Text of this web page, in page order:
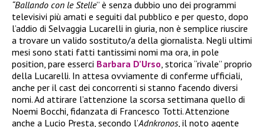
“Ballando con le Stelle” è senza dubbio uno dei programmi
televisivi più amati e seguiti dal pubblico e per questo, dopo
l’addio di Selvaggia Lucarelli in giuria, non è semplice riuscire
a trovare un valido sostituto/a della giornalista. Negli ultimi
mesi sono stati fatti tantissimi nomi ma ora, in pole
position, pare esserci Barbara D’Urso , storica “rivale” proprio
della Lucarelli. In attesa ovviamente di conferme ufficiali,
anche per il cast dei concorrenti si stanno facendo diversi
nomi. Ad attirare l’attenzione la scorsa settimana quello di
Noemi Bocchi, fidanzata di Francesco Totti. Attenzione
anche a Lucio Presta, secondo l’Adnkronos, il noto agente